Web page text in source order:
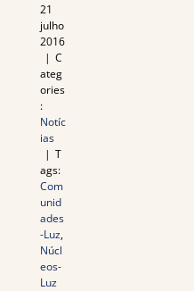
21
julho
2016
| C
ateg
ories
:
Notíc
ias
| T
ags:
Com
unid
ades
-Luz,
Núcl
eos-
Luz